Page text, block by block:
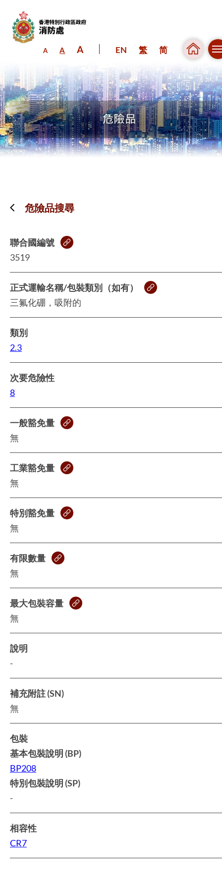
A A A EN 繁 简
危險品搜尋
聯合國編號
3519
正式運輸名稱/包裝類別（如有）
三氟化硼，吸附的
類別
2.3
次要危險性
8
一般豁免量
無
工業豁免量
無
特別豁免量
無
有限數量
無
最大包裝容量
無
說明
-
補充附註 (SN)
無
包裝
基本包裝說明 (BP)
BP208
特別包裝說明 (SP)
-
相容性
CR7